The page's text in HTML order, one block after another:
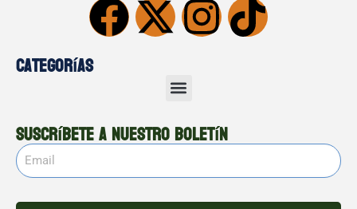
Categorías
Suscríbete a nuestro boletín